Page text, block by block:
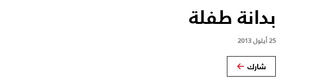
بدانة طفلة
25 أيلول 2013
شارك